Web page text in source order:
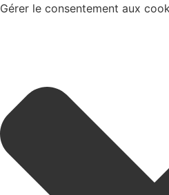
Gérer le consentement aux